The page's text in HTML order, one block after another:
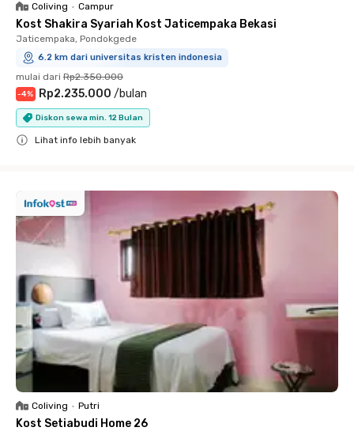
Coliving • Campur
Kost Shakira Syariah Kost Jaticempaka Bekasi
Jaticempaka, Pondokgede
6.2 km dari universitas kristen indonesia
mulai dari Rp2.350.000
-4% Rp2.235.000 /bulan
Diskon sewa min. 12 Bulan
Lihat info lebih banyak
Coliving • Putri
Kost Setiabudi Home 26